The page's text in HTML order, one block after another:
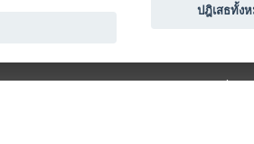
ข้อตกลง แล
ปฎิเสธทั้ง